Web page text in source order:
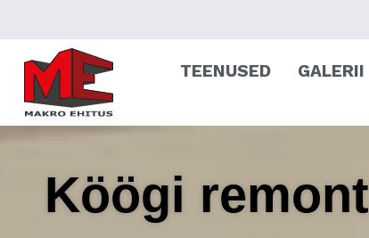
TEENUSED GALERII
Köögi remont